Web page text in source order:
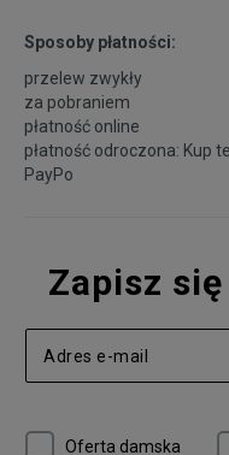
Sposoby płatności:
przelew zwykły
za pobraniem
płatność online
płatność odroczona: Kup
PayPo
Zapisz
Oferta damska